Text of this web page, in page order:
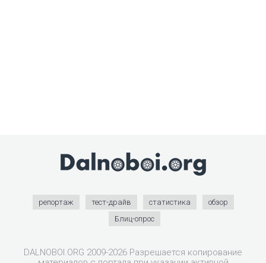
репортаж тест-драйв статистика
обзор
Блиц-опрос
DALNOBOI.ORG 2009-2026 Разрешается копирование